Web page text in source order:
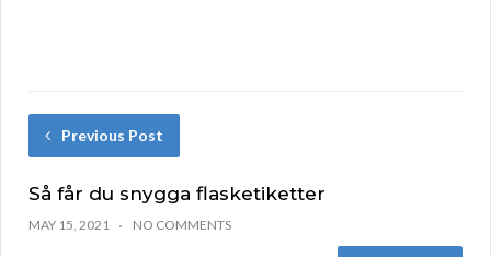
Previous Post
Så får du snygga flasketiketter
MAY 15, 2021 NO COMMENTS